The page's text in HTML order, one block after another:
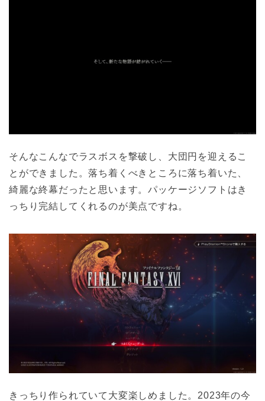
そんなこんなでラスボスを撃破し、大団円を迎えるこ
とができました。落ち着くべきところに落ち着いた、
綺麗な終幕だったと思います。パッケージソフトはき
っちり完結してくれるのが美点ですね。
きっちり作られていて大変楽しめました。2023年の今